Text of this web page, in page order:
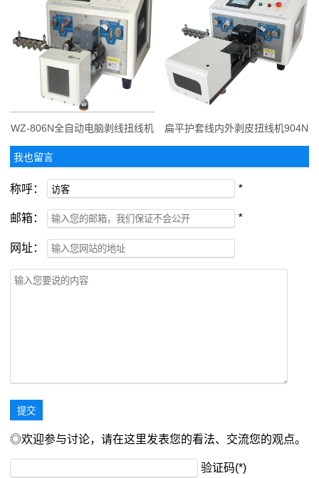
WZ-806N全自动电脑剥线扭线机 扁平护套线内外剥皮扭线机904N
我也留言
称呼： *
邮箱： *
网址：
◎欢迎参与讨论，请在这里发表您的看法、交流您的观点。
验证码(*)